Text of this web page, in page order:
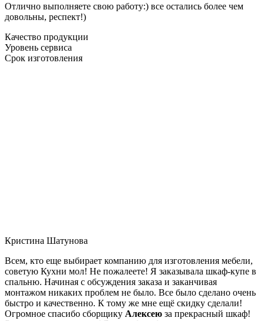
Отлично выполняете свою работу:) все остались более чем
довольны, респект!)
Качество продукции
Уровень сервиса
Срок изготовления
Кристина Шатунова
Всем, кто еще выбирает компанию для изготовления мебели,
советую Кухни мол! Не пожалеете! Я заказывала шкаф-купе в
спальню. Начиная с обсуждения заказа и заканчивая
монтажом никаких проблем не было. Все было сделано очень
быстро и качественно. К тому же мне ещё скидку сделали!
Огромное спасибо сборщику Алексею за прекрасный шкаф!